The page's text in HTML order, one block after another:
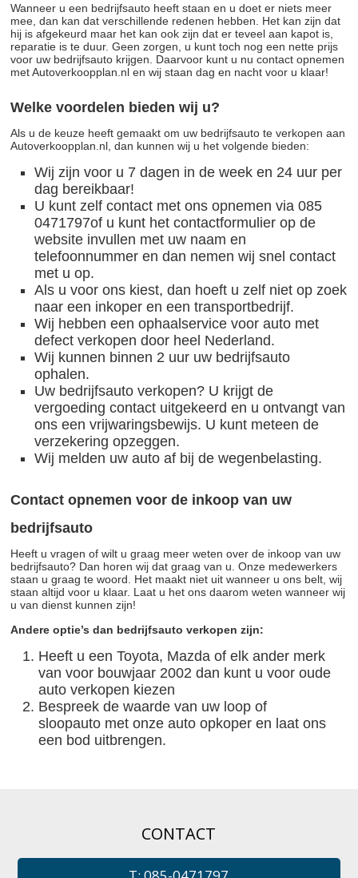
Wanneer u een bedrijfsauto heeft staan en u doet er niets meer
mee, dan kan dat verschillende redenen hebben. Het kan zijn dat
hij is afgekeurd maar het kan ook zijn dat er teveel aan kapot is,
reparatie is te duur. Geen zorgen, u kunt toch nog een nette prijs
voor uw bedrijfsauto krijgen. Daarvoor kunt u nu contact opnemen
met Autoverkoopplan.nl en wij staan dag en nacht voor u klaar!
Welke voordelen bieden wij u?
Als u de keuze heeft gemaakt om uw bedrijfsauto te verkopen aan
Autoverkoopplan.nl, dan kunnen wij u het volgende bieden:
Wij zijn voor u 7 dagen in de week en 24 uur per
dag bereikbaar!
U kunt zelf contact met ons opnemen via 085
0471797of u kunt het contactformulier op de
website invullen met uw naam en
telefoonnummer en dan nemen wij snel contact
met u op.
Als u voor ons kiest, dan hoeft u zelf niet op zoek
naar een inkoper en een transportbedrijf.
Wij hebben een ophaalservice voor auto met
defect verkopen door heel Nederland.
Wij kunnen binnen 2 uur uw bedrijfsauto
ophalen.
Uw bedrijfsauto verkopen? U krijgt de
vergoeding contact uitgekeerd en u ontvangt van
ons een vrijwaringsbewijs. U kunt meteen de
verzekering opzeggen.
Wij melden uw auto af bij de wegenbelasting.
Contact opnemen voor de inkoop van uw
bedrijfsauto
Heeft u vragen of wilt u graag meer weten over de inkoop van uw
bedrijfsauto? Dan horen wij dat graag van u. Onze medewerkers
staan u graag te woord. Het maakt niet uit wanneer u ons belt, wij
staan altijd voor u klaar. Laat u het ons daarom weten wanneer wij
u van dienst kunnen zijn!
Andere optie’s dan bedrijfsauto verkopen zijn:
Heeft u een Toyota, Mazda of elk ander merk
van voor bouwjaar 2002 dan kunt u voor oude
auto verkopen kiezen
Bespreek de waarde van uw loop of
sloopauto met onze auto opkoper en laat ons
een bod uitbrengen.
CONTACT